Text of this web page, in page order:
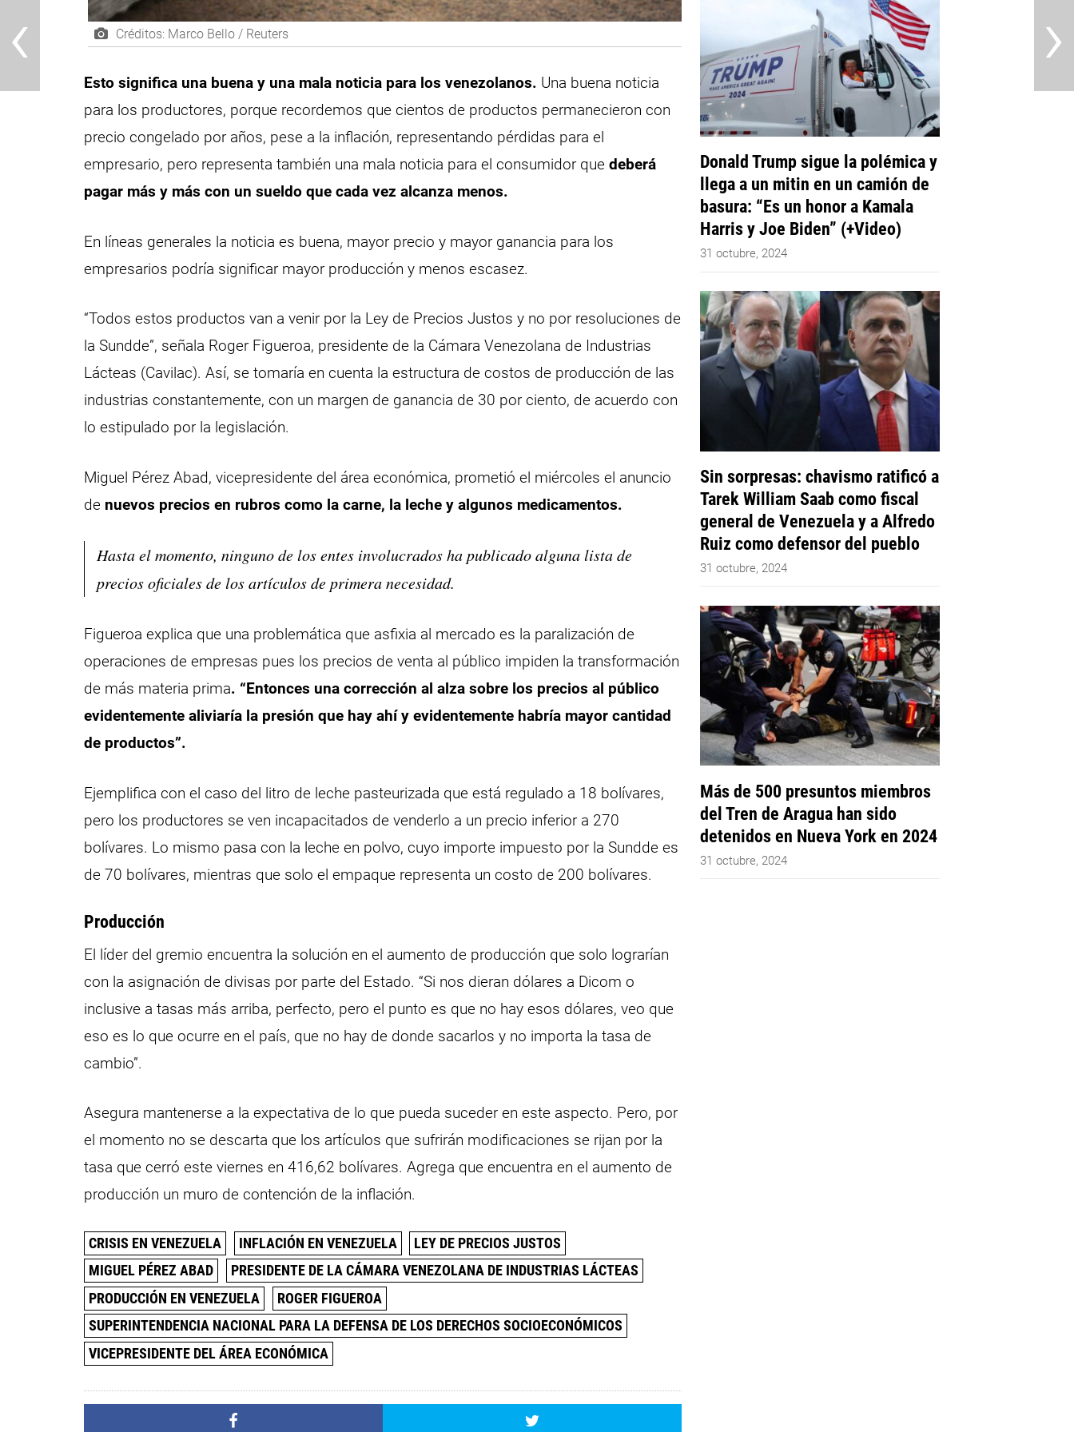
Créditos: Marco Bello / Reuters
Esto significa una buena y una mala noticia para los venezolanos. Una buena noticia
para los productores, porque recordemos que cientos de productos permanecieron con
precio congelado por años, pese a la inflación, representando pérdidas para el
empresario, pero representa también una mala noticia para el consumidor quedeberá
pagar más y más con un sueldo que cada vez alcanza menos.
En líneas generales la noticia es buena, mayor precio y mayor ganancia para los
empresarios podría significar mayor producción y menos escasez.
“Todos estos productos van a venir por la Ley de Precios Justos y no por resoluciones de
la Sundde”, señala Roger Figueroa, presidente de la Cámara Venezolana de Industrias
Lácteas (Cavilac). Así, se tomaría en cuenta la estructura de costos de producción de las
industrias constantemente, con un margen de ganancia de 30 por ciento, de acuerdo con
lo estipulado por la legislación.
Miguel Pérez Abad, vicepresidente del área económica, prometió el miércoles el anuncio
de nuevos precios en rubros como la carne, la leche y algunos medicamentos.
Hasta el momento, ninguno de los entes involucrados ha publicado alguna lista de
precios oficiales de los artículos de primera necesidad.
Figueroa explica que una problemática que asfixia al mercado es la paralización de
operaciones de empresas pues los precios de venta al público impiden la transformación
de más materia prima. “Entonces una corrección al alza sobre los precios al público
evidentemente aliviaría la presión que hay ahí y evidentemente habría mayor cantidad
de productos”.
Ejemplifica con el caso del litro de leche pasteurizada que está regulado a 18 bolívares,
pero los productores se ven incapacitados de venderlo a un precio inferior a 270
bolívares. Lo mismo pasa con la leche en polvo, cuyo importe impuesto por la Sundde es
de 70 bolívares, mientras que solo el empaque representa un costo de 200 bolívares.
Producción
El líder del gremio encuentra la solución en el aumento de producción que solo lograrían
con la asignación de divisas por parte del Estado. “Si nos dieran dólares a Dicom o
inclusive a tasas más arriba, perfecto, pero el punto es que no hay esos dólares, veo que
eso es lo que ocurre en el país, que no hay de donde sacarlos y no importa la tasa de
cambio”.
Asegura mantenerse a la expectativa de lo que pueda suceder en este aspecto. Pero, por
el momento no se descarta que los artículos que sufrirán modificaciones se rijan por la
tasa que cerró este viernes en 416,62 bolívares. Agrega que encuentra en el aumento de
producción un muro de contención de la inflación.
CRISIS EN VENEZUELA INFLACIÓN EN VENEZUELA
LEY DE PRECIOS JUSTOS
MIGUEL PÉREZ ABAD
PRESIDENTE DE LA CÁMARA VENEZOLANA DE INDUSTRIAS LÁCTEAS
PRODUCCIÓN EN VENEZUELA
ROGER FIGUEROA
SUPERINTENDENCIA NACIONAL PARA LA DEFENSA DE LOS DERECHOS SOCIOECONÓMICOS
VICEPRESIDENTE DEL ÁREA ECONÓMICA
Donald Trump sigue la polémica y
llega a un mitin en un camión de
basura: “Es un honor a Kamala
Harris y Joe Biden” (+Video)
31 octubre, 2024
Sin sorpresas: chavismo ratificó a
Tarek William Saab como fiscal
general de Venezuela y a Alfredo
Ruiz como defensor del pueblo
31 octubre, 2024
Más de 500 presuntos miembros
del Tren de Aragua han sido
detenidos en Nueva York en 2024
31 octubre, 2024
›
‹